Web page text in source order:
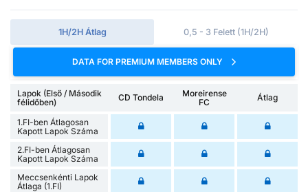
1H/2H Átlag 0,5 - 3 Felett (1H/2H)
DATA FOR PREMIUM MEMBERS ONLY
Lapok (Első / Második
félidőben)
CD Tondela
Moreirense
FC
Átlag
1.FI-ben Átlagosan
Kapott Lapok Száma
2.FI-ben Átlagosan
Kapott Lapok Száma
Meccsenkénti Lapok
Átlaga (1.FI)